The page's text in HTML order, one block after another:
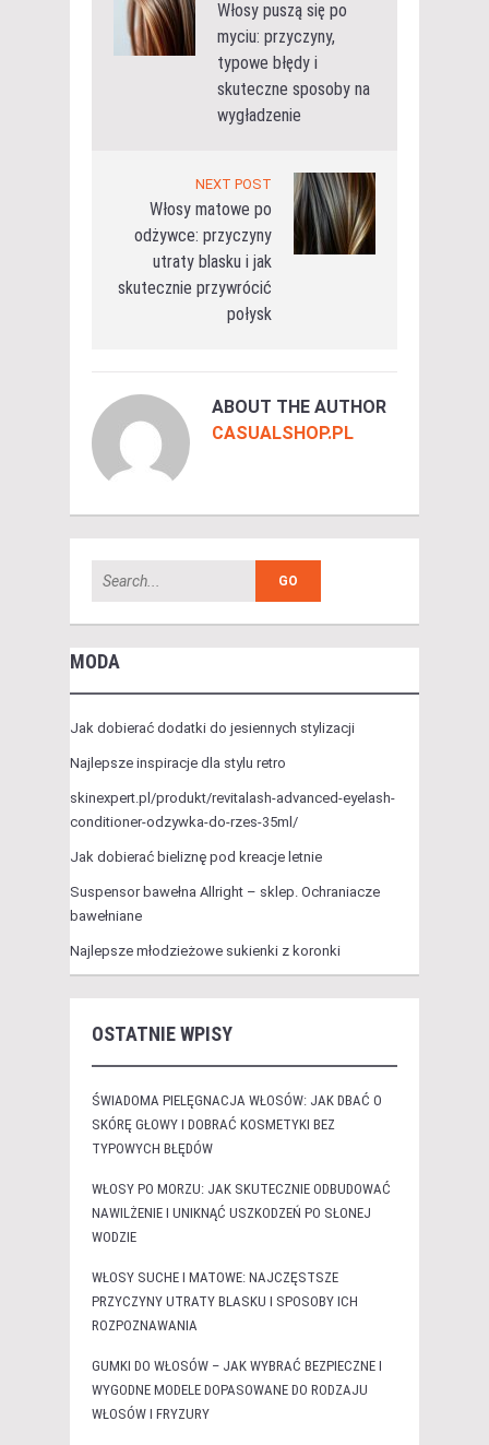
Włosy puszą się po
myciu: przyczyny,
typowe błędy i
skuteczne sposoby na
wygładzenie
NEXT POST
Włosy matowe po
odżywce: przyczyny
utraty blasku i jak
skutecznie przywrócić
połysk
ABOUT THE AUTHOR
CASUALSHOP.PL
MODA
Jak dobierać dodatki do jesiennych stylizacji
Najlepsze inspiracje dla stylu retro
skinexpert.pl/produkt/revitalash-advanced-eyelash-
conditioner-odzywka-do-rzes-35ml/
Jak dobierać bieliznę pod kreacje letnie
Suspensor bawełna Allright – sklep. Ochraniacze
bawełniane
Najlepsze młodzieżowe sukienki z koronki
OSTATNIE WPISY
ŚWIADOMA PIELĘGNACJA WŁOSÓW: JAK DBAĆ O
SKÓRĘ GŁOWY I DOBRAĆ KOSMETYKI BEZ
TYPOWYCH BŁĘDÓW
WŁOSY PO MORZU: JAK SKUTECZNIE ODBUDOWAĆ
NAWILŻENIE I UNIKNĄĆ USZKODZEŃ PO SŁONEJ
WODZIE
WŁOSY SUCHE I MATOWE: NAJCZĘSTSZE
PRZYCZYNY UTRATY BLASKU I SPOSOBY ICH
ROZPOZNAWANIA
GUMKI DO WŁOSÓW – JAK WYBRAĆ BEZPIECZNE I
WYGODNE MODELE DOPASOWANE DO RODZAJU
WŁOSÓW I FRYZURY